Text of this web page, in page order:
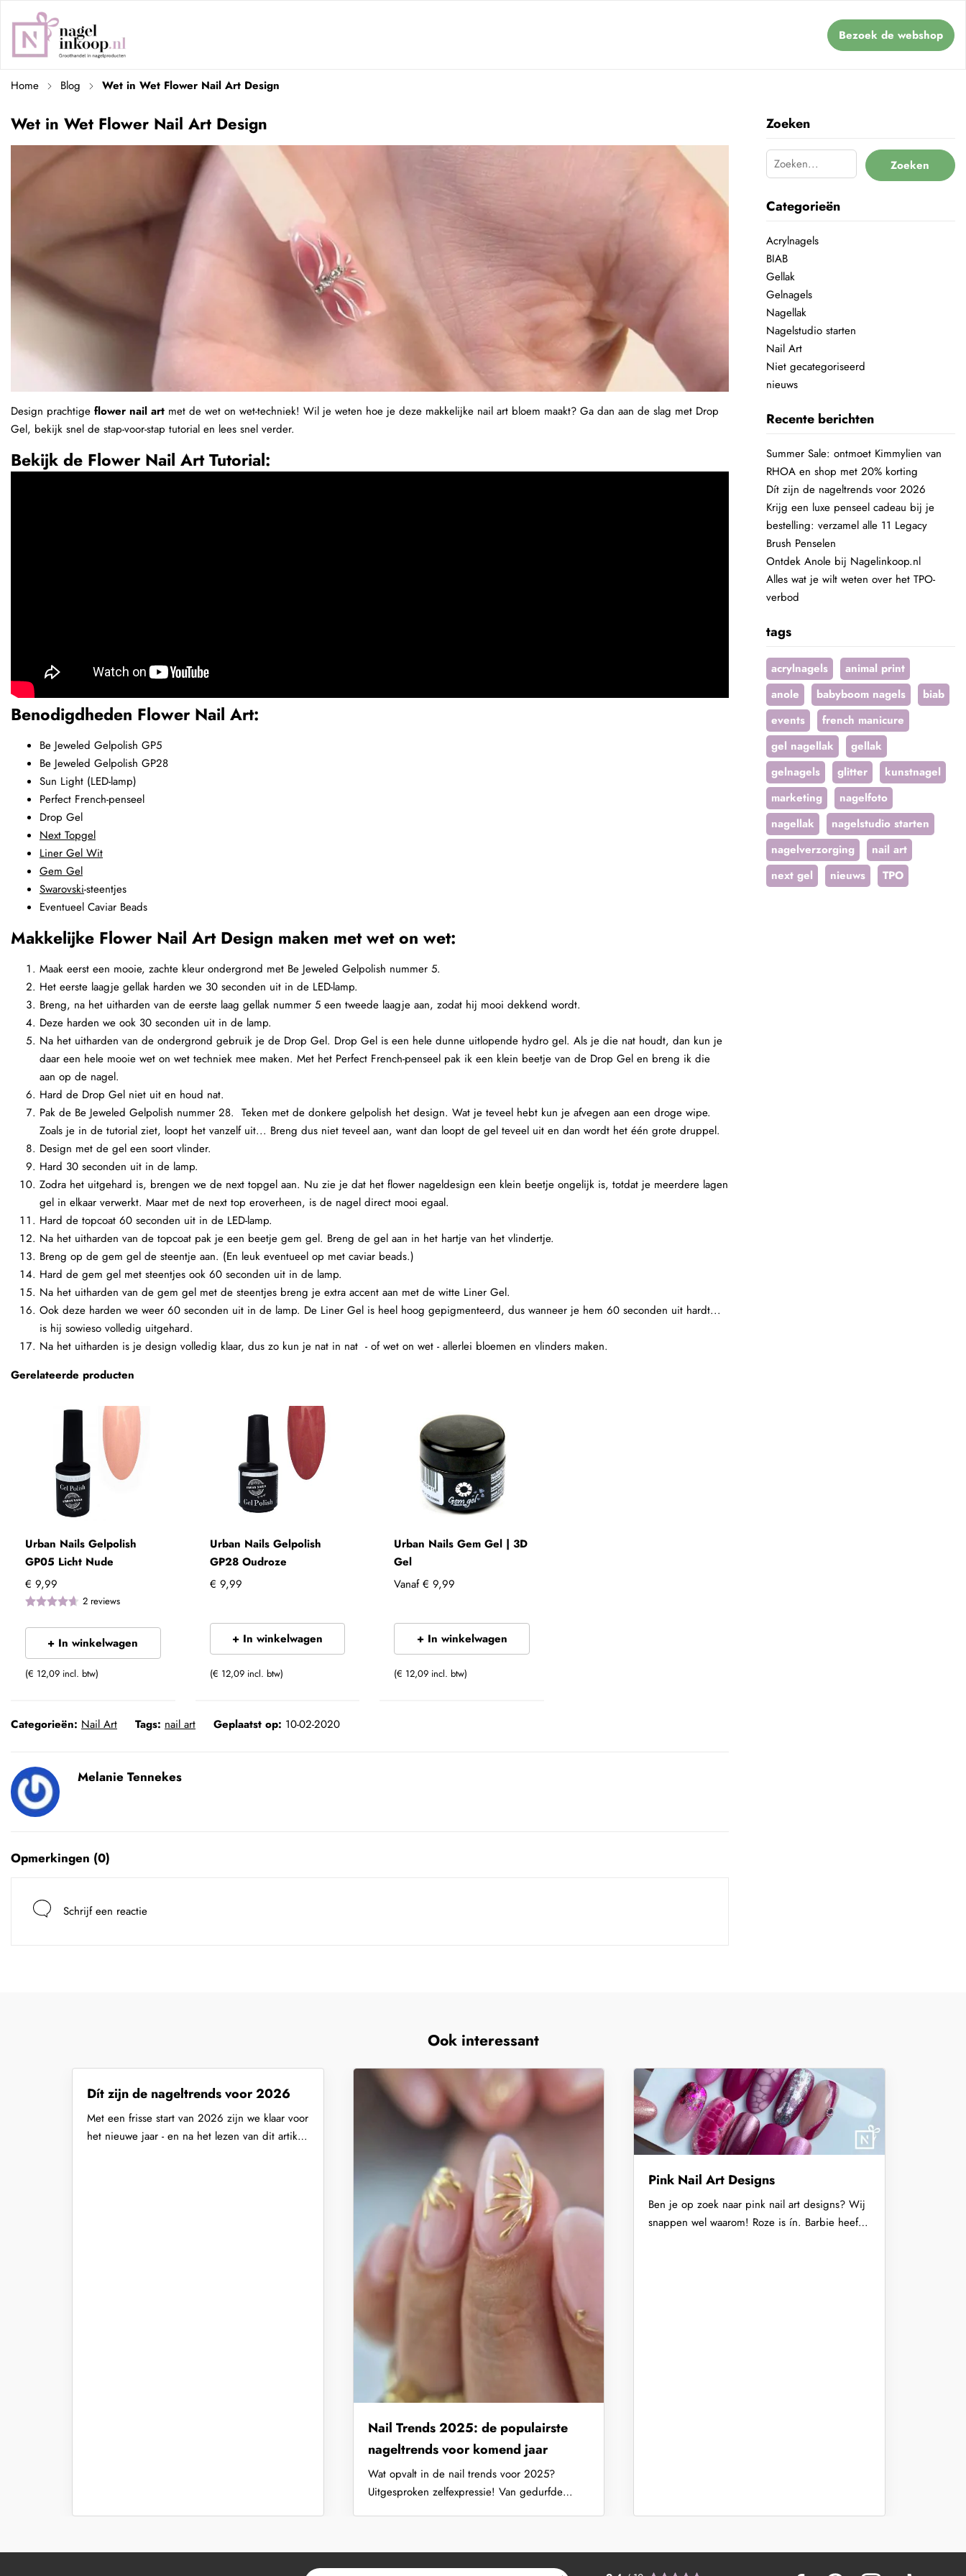
Bezoek de webshop
Home Blog Wet in Wet Flower Nail Art Design
Wet in Wet Flower Nail Art Design
Design prachtige flower nail art met de wet on wet-techniek! Wil je weten hoe je deze makkelijke nail art bloem maakt? Ga dan aan de slag met Drop
Gel, bekijk snel de stap-voor-stap tutorial en lees snel verder.
Bekijk de Flower Nail Art Tutorial:
Benodigdheden Flower Nail Art:
Be Jeweled Gelpolish GP5
Be Jeweled Gelpolish GP28
Sun Light (LED-lamp)
Perfect French-penseel
Drop Gel
Next Topgel
Liner Gel Wit
Gem Gel
Swarovski-steentjes
Eventueel Caviar Beads
Makkelijke Flower Nail Art Design maken met wet on wet:
Maak eerst een mooie, zachte kleur ondergrond met Be Jeweled Gelpolish nummer 5.
Het eerste laagje gellak harden we 30 seconden uit in de LED-lamp.
Breng, na het uitharden van de eerste laag gellak nummer 5 een tweede laagje aan, zodat hij mooi dekkend wordt.
Deze harden we ook 30 seconden uit in de lamp.
Na het uitharden van de ondergrond gebruik je de Drop Gel. Drop Gel is een hele dunne uitlopende hydro gel. Als je die nat houdt, dan kun je
daar een hele mooie wet on wet techniek mee maken. Met het Perfect French-penseel pak ik een klein beetje van de Drop Gel en breng ik die
aan op de nagel.
Hard de Drop Gel niet uit en houd nat.
Pak de Be Jeweled Gelpolish nummer 28. Teken met de donkere gelpolish het design. Wat je teveel hebt kun je afvegen aan een droge wipe.
Zoals je in de tutorial ziet, loopt het vanzelf uit... Breng dus niet teveel aan, want dan loopt de gel teveel uit en dan wordt het één grote druppel.
Design met de gel een soort vlinder.
Hard 30 seconden uit in de lamp.
Zodra het uitgehard is, brengen we de next topgel aan. Nu zie je dat het flower nageldesign een klein beetje ongelijk is, totdat je meerdere lagen
gel in elkaar verwerkt. Maar met de next top eroverheen, is de nagel direct mooi egaal.
Hard de topcoat 60 seconden uit in de LED-lamp.
Na het uitharden van de topcoat pak je een beetje gem gel. Breng de gel aan in het hartje van het vlindertje.
Breng op de gem gel de steentje aan. (En leuk eventueel op met caviar beads.)
Hard de gem gel met steentjes ook 60 seconden uit in de lamp.
Na het uitharden van de gem gel met de steentjes breng je extra accent aan met de witte Liner Gel.
Ook deze harden we weer 60 seconden uit in de lamp. De Liner Gel is heel hoog gepigmenteerd, dus wanneer je hem 60 seconden uit hardt...
is hij sowieso volledig uitgehard.
Na het uitharden is je design volledig klaar, dus zo kun je nat in nat - of wet on wet - allerlei bloemen en vlinders maken.
Gerelateerde producten
Urban Nails Gelpolish
GP05 Licht Nude
€ 9,99
2 reviews
+ In winkelwagen
(€ 12,09 incl. btw)
Urban Nails Gelpolish
GP28 Oudroze
€ 9,99
+ In winkelwagen
(€ 12,09 incl. btw)
Urban Nails Gem Gel | 3D
Gel
Vanaf € 9,99
+ In winkelwagen
(€ 12,09 incl. btw)
Categorieën: Nail Art Tags: nail art Geplaatst op: 10-02-2020
Melanie Tennekes
Opmerkingen (0)
Schrijf een reactie
Zoeken
Zoeken
Categorieën
Acrylnagels
BIAB
Gellak
Gelnagels
Nagellak
Nagelstudio starten
Nail Art
Niet gecategoriseerd
nieuws
Recente berichten
Summer Sale: ontmoet Kimmylien van
RHOA en shop met 20% korting
Dít zijn de nageltrends voor 2026
Krijg een luxe penseel cadeau bij je
bestelling: verzamel alle 11 Legacy
Brush Penselen
Ontdek Anole bij Nagelinkoop.nl
Alles wat je wilt weten over het TPO-
verbod
tags
acrylnagels
animal print
anole
babyboom nagels
biab
events
french manicure
gel nagellak
gellak
gelnagels
glitter
kunstnagel
marketing
nagelfoto
nagellak
nagelstudio starten
nagelverzorging
nail art
next gel
nieuws TPO
Ook interessant
Dít zijn de nageltrends voor 2026
Met een frisse start van 2026 zijn we klaar voor
het nieuwe jaar - en na het lezen van dit artikel
Nail Trends 2025: de populairste
nageltrends voor komend jaar
Wat opvalt in de nail trends voor 2025?
Uitgesproken zelfexpressie! Van gedurfde
Pink Nail Art Designs
Ben je op zoek naar pink nail art designs? Wij
snappen wel waarom! Roze is ín. Barbie heeft